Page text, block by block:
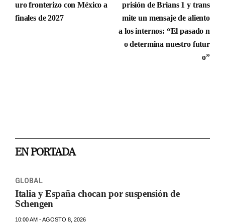
uro fronterizo con México a
finales de 2027
prisión de Brians 1 y trans
mite un mensaje de aliento
a los internos: “El pasado n
o determina nuestro futur
o”
EN PORTADA
GLOBAL
Italia y España chocan por suspensión de
Schengen
10:00 AM - AGOSTO 8, 2026